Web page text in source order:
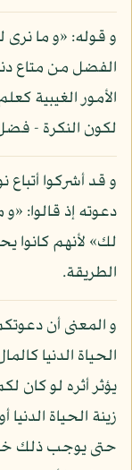
و قوله: «و ما
الفضل من متاع
الأمور الغيبية
لكون النكرة -
و قد أشركوا أتباع
دعوته إذ قالوا:
لك» لأنهم كانوا
الطريقة.
و المعنى أن
الحياة الدنيا
يؤثر أثره لو
زينة الحياة
حتى يوجب ذلك